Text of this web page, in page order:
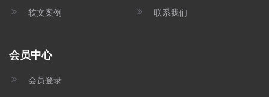
软文案例 联系我们
会员中心
会员登录